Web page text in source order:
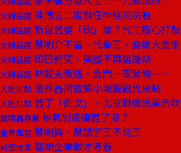
火線話題 陳博志二度辭任中經院院長
火線話題 新惠普要「砍」誰？代工廠心打鼓
火線話題 蔡明介不當一代拳王，要做大金剛
火線話題 印巴衝突，美國不再選邊站
火線話題 林毅夫叛逃，金門一夜緊繃……
大陸焦點 潘燊昌將故鄉小城變觀光景點
大陸焦點 普丁「倒戈」，北京聯俄抗美告吹
龔明鑫專欄 景氣到底復甦了沒？
產業風雲 蔡明興、蔡鎮宇王不見王
封面故事 龍頭企業徵才考卷